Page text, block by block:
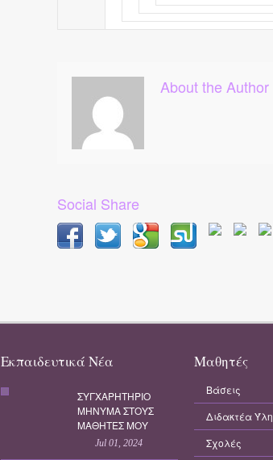
About the Author
Social Share
Εκπαιδευτικά Νέα
ΣΥΓΧΑΡΗΤΗΡΙΟ
ΜΗΝΥΜΑ ΣΤΟΥΣ
ΜΑΘΗΤΕΣ ΜΟΥ
Jul 01, 2024
Μαθητές
Βάσεις
Διδακτέα Ύλη
Σχολές